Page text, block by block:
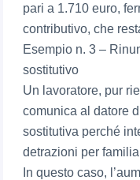
pari a 1.710 euro,
contributivo, che
Esempio n. 3 –
sostitutivo
Un lavoratore, pur
comunica al datore
sostitutiva perché
detrazioni per
In questo caso,